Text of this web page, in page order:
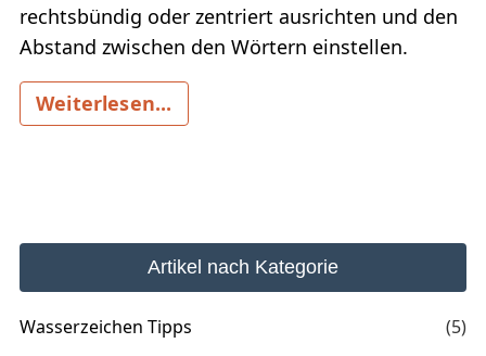
rechtsbündig oder zentriert ausrichten und den
Abstand zwischen den Wörtern einstellen.
Weiterlesen...
Artikel nach Kategorie
Wasserzeichen Tipps
(5)